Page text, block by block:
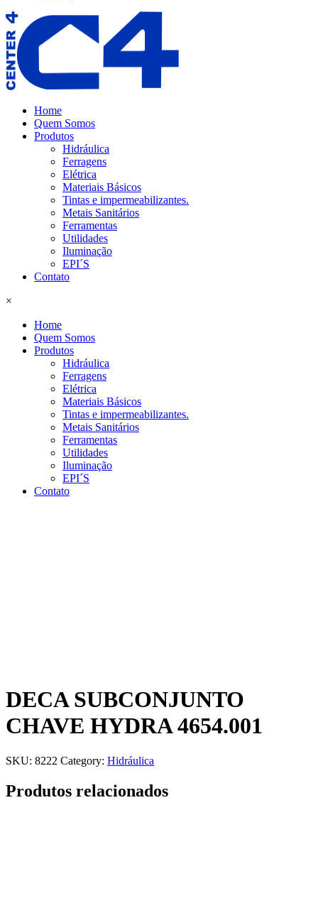
Home
Quem Somos
Produtos
Hidráulica
Ferragens
Elétrica
Materiais Básicos
Tintas e impermeabilizantes.
Metais Sanitários
Ferramentas
Utilidades
Iluminação
EPI´S
Contato
×
Home
Quem Somos
Produtos
Hidráulica
Ferragens
Elétrica
Materiais Básicos
Tintas e impermeabilizantes.
Metais Sanitários
Ferramentas
Utilidades
Iluminação
EPI´S
Contato
DECA SUBCONJUNTO
CHAVE HYDRA 4654.001
SKU: 8222 Category: Hidráulica
Produtos relacionados